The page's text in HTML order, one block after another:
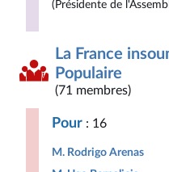
(Présidente de
La France
Populaire
(71 membres)
Pour : 16
M. Rodrigo Arenas